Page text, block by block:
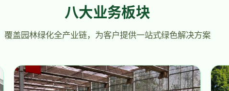
八大业务板块
覆盖园林绿化全产业链，为客户提供一站式绿色解决方案